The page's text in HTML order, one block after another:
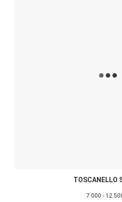
TOSCANELLO
7.000 -